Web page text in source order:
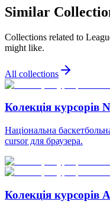
Similar
Collections related to
might like.
All collections
Колекція курсорів
Національна
cursor для браузера.
Колекція курсорів